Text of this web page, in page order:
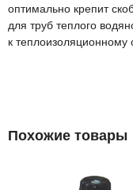
оптимально крепит
для труб теплого
к теплоизоляционному
Похожие товары